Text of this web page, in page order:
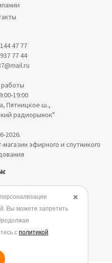
47 77
77 44
19:00
Пятницкое ш.,
радиорынок"
2026.
эфирного и спутникого
данных
данных
программами
✖️
Вы можете запретить
с политикой